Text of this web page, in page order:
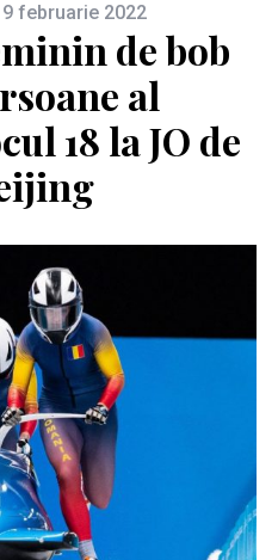
februarie 2022
de bob
al
18 la JO de